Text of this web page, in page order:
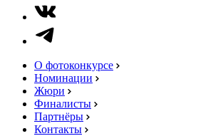
О фотоконкурсе
Номинации
Жюри
Финалисты
Партнёры
Контакты